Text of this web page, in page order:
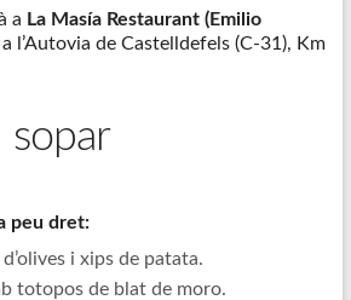
a La Masía Restaurant (Emilio
l’Autovia de Castelldefels (C-31), Km
sopar
peu dret:
i xips de patata.
totopos de blat de moro.